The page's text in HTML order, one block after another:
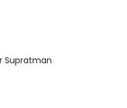
Supratman